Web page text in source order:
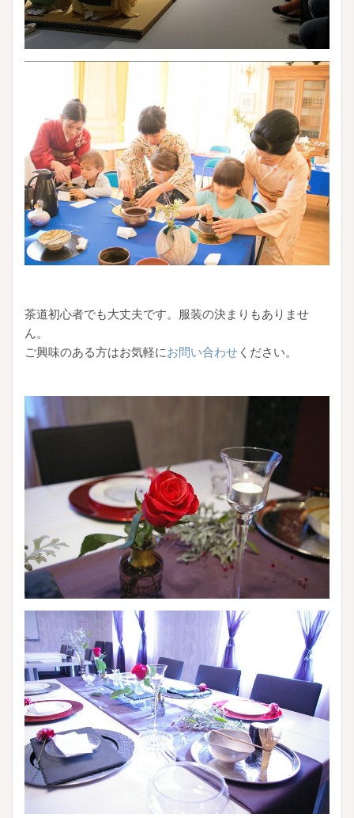
茶道初心者でも大丈夫です。服装の決まりもありませ
ん。
ご興味のある方はお気軽にお問い合わせ ください。